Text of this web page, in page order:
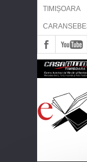
TIMIȘOARA